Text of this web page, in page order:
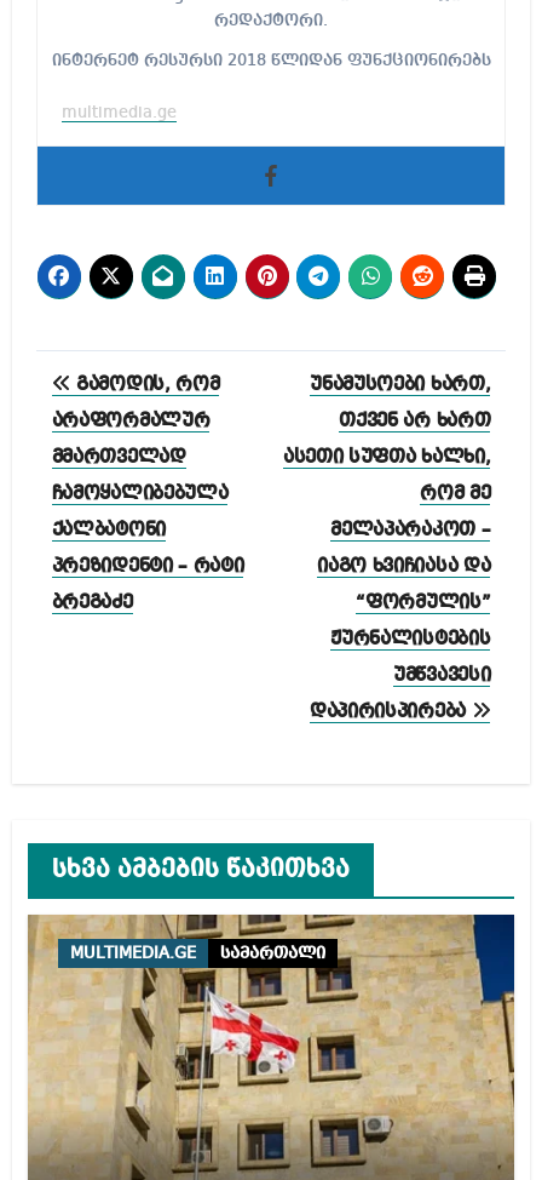
რედაქტორი.
ინტერნეტ რესურსი 2018 წლიდან ფუნქციონირებს
multimedia.ge
პოსტის
ნავიგაცია
გამოდის, რომ
არაფორმალურ
მმართველად
ჩამოყალიბებულა
ქალბატონი
პრეზიდენტი – რატი
ბრეგაძე
უნამუსოები ხართ,
თქვენ არ ხართ
ასეთი სუფთა ხალხი,
რომ მე
მელაპარაკოთ –
იაგო ხვიჩიასა და
“ფორმულის”
ჟურნალისტების
უმწვავესი
დაპირისპირება
სხვა ამბების წაკითხვა
MULTIMEDIA.GE სამართალი